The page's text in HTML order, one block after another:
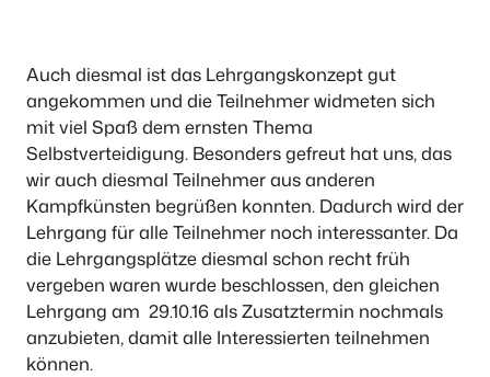
Auch diesmal ist das Lehrgangskonzept gut
angekommen und die Teilnehmer widmeten sich
mit viel Spaß dem ernsten Thema
Selbstverteidigung. Besonders gefreut hat uns, das
wir auch diesmal Teilnehmer aus anderen
Kampfkünsten begrüßen konnten. Dadurch wird der
Lehrgang für alle Teilnehmer noch interessanter. Da
die Lehrgangsplätze diesmal schon recht früh
vergeben waren wurde beschlossen, den gleichen
Lehrgang am 29.10.16 als Zusatztermin nochmals
anzubieten, damit alle Interessierten teilnehmen
können.